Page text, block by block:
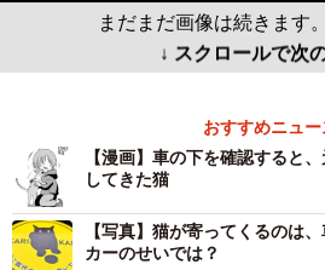
まだまだ画像は続きます
↓ スクロールで次
おすすめニュー
【漫画】車の下を確認すると
してきた猫
【写真】猫が寄ってくるのは
カーのせいでは？